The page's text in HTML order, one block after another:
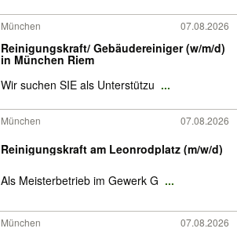
München 07.08.2026
Reinigungskraft/ Gebäudereiniger (w/m/d)
in München Riem
Wir suchen SIE als Unterstützu ...
München 07.08.2026
Reinigungskraft am Leonrodplatz (m/w/d)
Als Meisterbetrieb im Gewerk G ...
München 07.08.2026